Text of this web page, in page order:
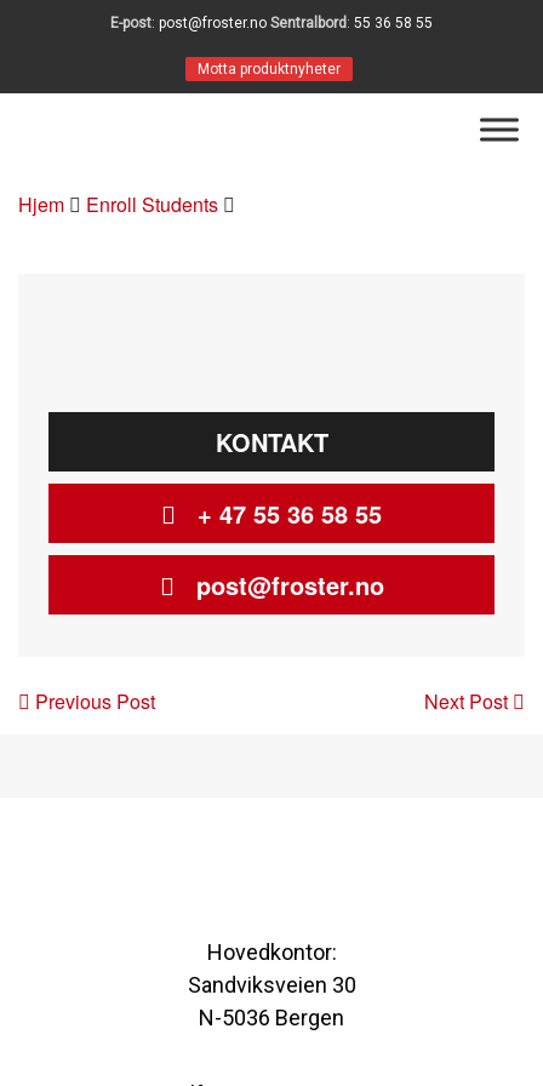
E-post: post@froster.no Sentralbord : 55 36 58 55
Motta produktnyheter
Hjem Enroll Students
KONTAKT
+ 47 55 36 58 55
post@froster.no
Post
Previous Post Next Post
Hovedkontor:
Sandviksveien 30
N-5036 Bergen